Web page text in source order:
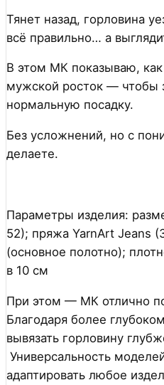
Тянет назад, горловина
всё правильно… а
В этом МК показываю, как
мужской росток — чтобы
нормальную посадку.
Без усложнений, но с
делаете.
Параметры изделия:
52); пряжа YarnArt Jeans
(основное полотно);
в 10 см
При этом — МК отлично
Благодаря более
вывязать горловину
Универсальность
адаптировать любое